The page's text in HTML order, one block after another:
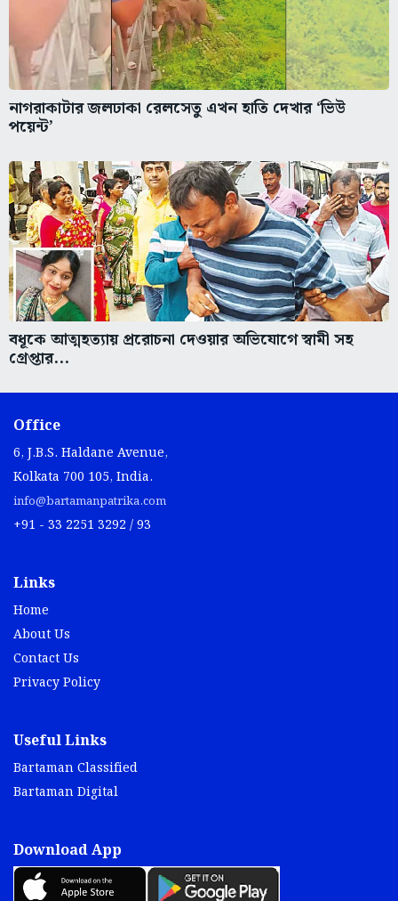
নাগরাকাটার জলঢাকা রেলসেতু এখন হাতি দেখার ‘ভিউ
পয়েন্ট’
বধূকে আত্মহত্যায় প্ররোচনা দেওয়ার অভিযোগে স্বামী সহ
গ্রেপ্তার...
Office
6, J.B.S. Haldane Avenue,
Kolkata 700 105, India.
info@bartamanpatrika.com
+91 - 33 2251 3292 / 93
Links
Home
About Us
Contact Us
Privacy Policy
Useful Links
Bartaman Classified
Bartaman Digital
Download App